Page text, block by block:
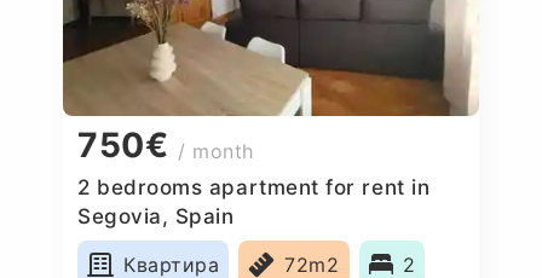
750€ / month
2 bedrooms apartment for rent in
Segovia, Spain
Квартира
72m2 2